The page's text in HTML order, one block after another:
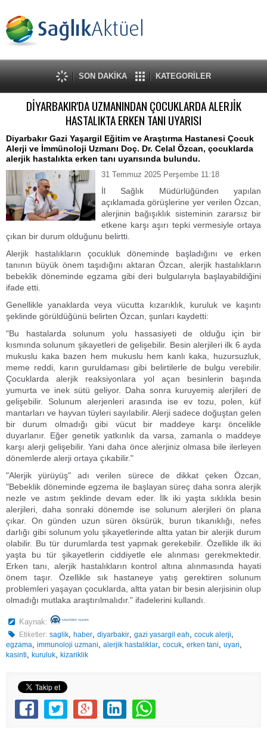
SON DAKİKA KATEGORİLER
DİYARBAKIR'DA UZMANINDAN ÇOCUKLARDA ALERJİK
HASTALIKTA ERKEN TANI UYARISI
Diyarbakır Gazi Yaşargil Eğitim ve Araştırma Hastanesi Çocuk
Alerji ve İmmünoloji Uzmanı Doç. Dr. Celal Özcan, çocuklarda
alerjik hastalıkta erken tanı uyarısında bulundu.
31 Temmuz 2025 Perşembe 11:18
İl Sağlık Müdürlüğünden yapılan
açıklamada görüşlerine yer verilen Özcan,
alerjinin bağışıklık sisteminin zararsız bir
etkene karşı aşırı tepki vermesiyle ortaya
çıkan bir durum olduğunu belirtti.
Alerjik hastalıkların çocukluk döneminde başladığını ve erken
tanının büyük önem taşıdığını aktaran Özcan, alerjik hastalıkların
bebeklik döneminde egzama gibi deri bulgularıyla başlayabildiğini
ifade etti.
Genellikle yanaklarda veya vücutta kızarıklık, kuruluk ve kaşıntı
şeklinde görüldüğünü belirten Özcan, şunları kaydetti:
"Bu hastalarda solunum yolu hassasiyeti de olduğu için bir
kısmında solunum şikayetleri de gelişebilir. Besin alerjileri ilk 6 ayda
mukuslu kaka bazen hem mukuslu hem kanlı kaka, huzursuzluk,
meme reddi, karın guruldaması gibi belirtilerle de bulgu verebilir.
Çocuklarda alerjik reaksiyonlara yol açan besinlerin başında
yumurta ve inek sütü geliyor. Daha sonra kuruyemiş alerjileri de
gelişebilir. Solunum alerjenleri arasında ise ev tozu, polen, küf
mantarları ve hayvan tüyleri sayılabilir. Alerji sadece doğuştan gelen
bir durum olmadığı gibi vücut bir maddeye karşı öncelikle
duyarlanır. Eğer genetik yatkınlık da varsa, zamanla o maddeye
karşı alerji gelişebilir. Yani daha önce alerjiniz olmasa bile ilerleyen
dönemlerde alerji ortaya çıkabilir."
"Alerjik yürüyüş" adı verilen sürece de dikkat çeken Özcan,
"Bebeklik döneminde egzema ile başlayan süreç daha sonra alerjik
nezle ve astım şeklinde devam eder. İlk iki yaşta sıklıkla besin
alerjileri, daha sonraki dönemde ise solunum alerjileri ön plana
çıkar. On günden uzun süren öksürük, burun tıkanıklığı, nefes
darlığı gibi solunum yolu şikayetlerinde altta yatan bir alerjik durum
olabilir. Bu tür durumlarda test yapmak gerekebilir. Özellikle ilk iki
yaşta bu tür şikayetlerin ciddiyetle ele alınması gerekmektedir.
Erken tanı, alerjik hastalıkların kontrol altına alınmasında hayati
önem taşır. Özellikle sık hastaneye yatış gerektiren solunum
problemleri yaşayan çocuklarda, altta yatan bir besin alerjisinin olup
olmadığı mutlaka araştırılmalıdır." ifadelerini kullandı.
Kaynak:
Etiketler: saglik,haber,diyarbakir,gazi yasargil eah,cocuk alerji,
egzama, immunoloji uzmani, alerjik hastaliklar, cocuk, erken tani, uyari,
kasinti, kuruluk, kizariklik